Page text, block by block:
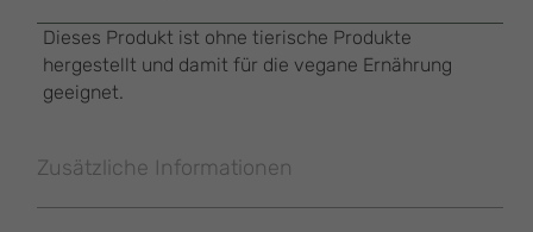
Dieses Produkt ist ohne tierische Produkte
hergestellt und damit für die vegane Ernährung
geeignet.
Zusätzliche Informationen